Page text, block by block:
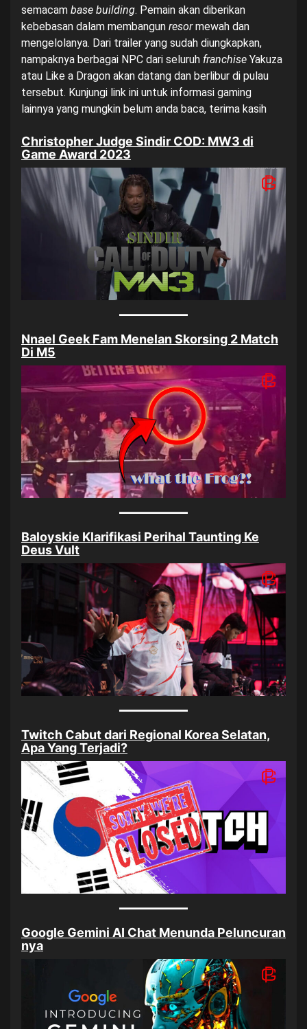
semacam base building. Pemain akan diberikan
kebebasan dalam membangun resormewah dan
mengelolanya. Dari trailer yang sudah diungkapkan,
nampaknya berbagai NPC dari seluruh franchise Yakuza
atau Like a Dragon akan datang dan berlibur di pulau
tersebut. Kunjungi link ini untuk informasi gaming
lainnya yang mungkin belum anda baca, terima kasih
Christopher Judge Sindir COD: MW3 di
Game Award 2023
Nnael Geek Fam Menelan Skorsing 2 Match
Di M5
Baloyskie Klarifikasi Perihal Taunting Ke
Deus Vult
Twitch Cabut dari Regional Korea Selatan,
Apa Yang Terjadi?
Google Gemini AI Chat Menunda Peluncuran
nya